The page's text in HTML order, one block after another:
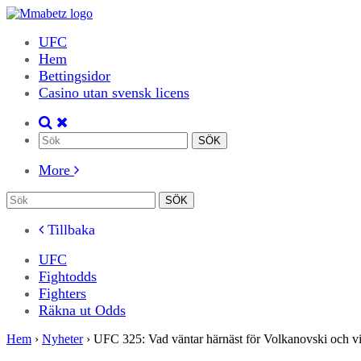
UFC
Hem
Bettingsidor
Casino utan svensk licens
More
Tillbaka
UFC
Fightodds
Fighters
Räkna ut Odds
Hem › Nyheter› UFC 325: Vad väntar härnäst för Volkanovski och